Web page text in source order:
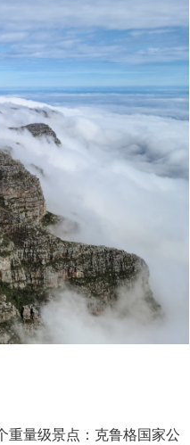
重量级景点：克鲁格国家公